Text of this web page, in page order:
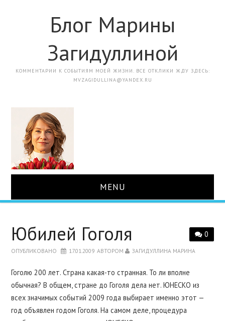
Блог Марины
Загидуллиной
КОММЕНТАРИИ К СОБЫТИЯМ МОЕЙ ЖИЗНИ. ВСЕ ОТКЛИКИ ЖДУ ЗДЕСЬ:
MVZAGIDULLINA@YANDEX.RU
MENU
ПРО МЕНЯ
МОИ КНИГИ
ДИССЕРТАЦИЯ
0
Юбилей Гоголя
ОПУБЛИКОВАНО 17.01.2009 АВТОРОМ ЗАГИДУЛЛИНА МАРИНА
Гоголю 200 лет. Страна какая-то странная. То ли вполне
обычная? В общем, стране до Гоголя дела нет. ЮНЕСКО из
всех значимых событий 2009 года выбирает именно этот —
год объявлен годом Гоголя. На самом деле, процедура